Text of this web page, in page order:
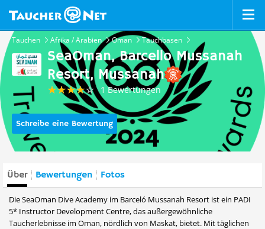
Tauchen Afrika / Arabien Oman Tauchbasen
SeaOman, Barcello Mussanah
Resort, Mussanah
1 Bewertungen
Schreibe eine Bewertung
Über Bewertungen Fotos
Die SeaOman Dive Academy im Barceló Mussanah Resort ist ein PADI
5* Instructor Development Centre, das außergewöhnliche
Taucherlebnisse im Oman, nördlich von Maskat, bietet. Mit täglichen